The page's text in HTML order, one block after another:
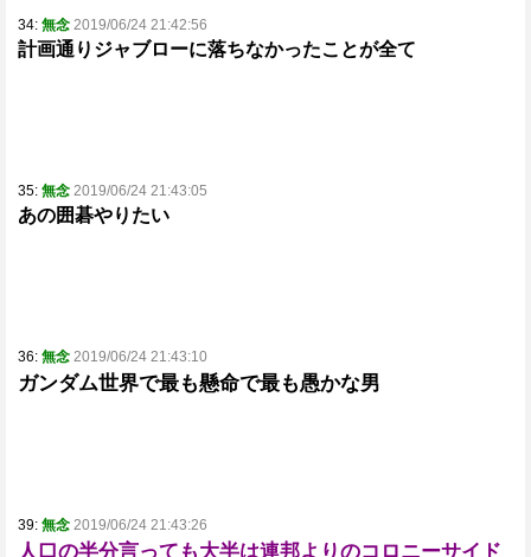
34: 無念 2019/06/24 21:42:56
計画通りジャブローに落ちなかったことが全て
35: 無念 2019/06/24 21:43:05
あの囲碁やりたい
36: 無念 2019/06/24 21:43:10
ガンダム世界で最も懸命で最も愚かな男
39: 無念 2019/06/24 21:43:26
人口の半分言っても大半は連邦よりのコロニーサイド